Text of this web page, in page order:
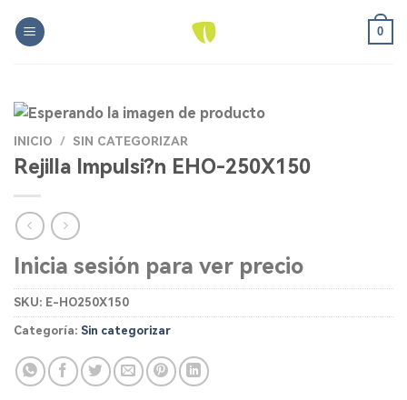
0
INICIO / SIN CATEGORIZAR
Rejilla Impulsi?n EHO-250X150
Inicia sesión para ver precio
SKU: E-HO250X150
Categoría: Sin categorizar